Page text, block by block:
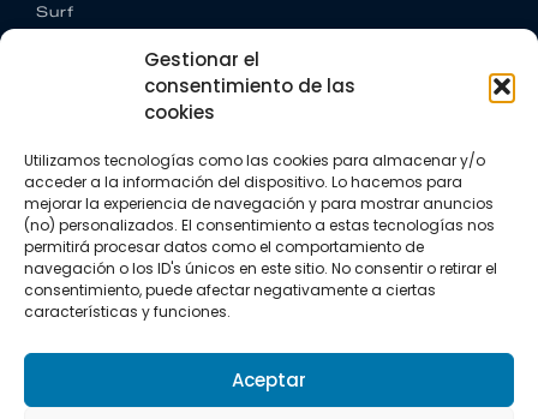
Gestionar el
consentimiento de las
cookies
Utilizamos tecnologías como las cookies para almacenar y/o
acceder a la información del dispositivo. Lo hacemos para
mejorar la experiencia de navegación y para mostrar anuncios
(no) personalizados. El consentimiento a estas tecnologías nos
permitirá procesar datos como el comportamiento de
navegación o los ID's únicos en este sitio. No consentir o retirar el
consentimiento, puede afectar negativamente a ciertas
características y funciones.
Aceptar
Surf
CONTACTO
+34 662 342 177
info@vkssport.com
SÍGUENOS
Política de privacidad
Política de cookies